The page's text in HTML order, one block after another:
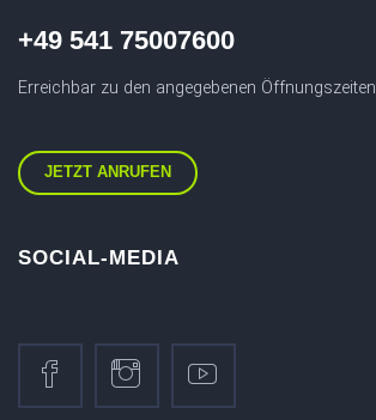
+49 541 75007600
Erreichbar zu den angegebenen Öffnungszeiten
JETZT ANRUFEN
SOCIAL-MEDIA